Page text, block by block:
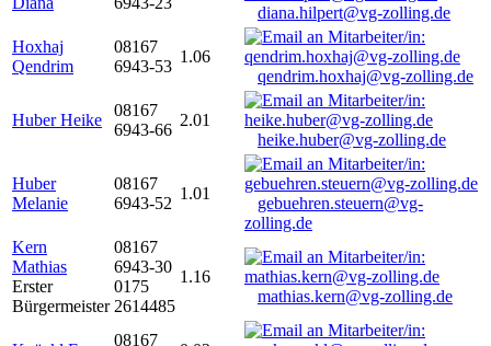
diana.hilpert@vg-zolling.de
Hoxhaj
Qendrim
08167
6943-53
1.06
qendrim.hoxhaj@vg-zolling.de
Huber Heike
08167
6943-66
2.01
heike.huber@vg-zolling.de
Huber
Melanie
08167
6943-52
1.01
gebuehren.steuern@vg-
zolling.de
Kern
Mathias
Erster
Bürgermeister
08167
6943-30
0175
2614485
1.16
mathias.kern@vg-zolling.de
08167